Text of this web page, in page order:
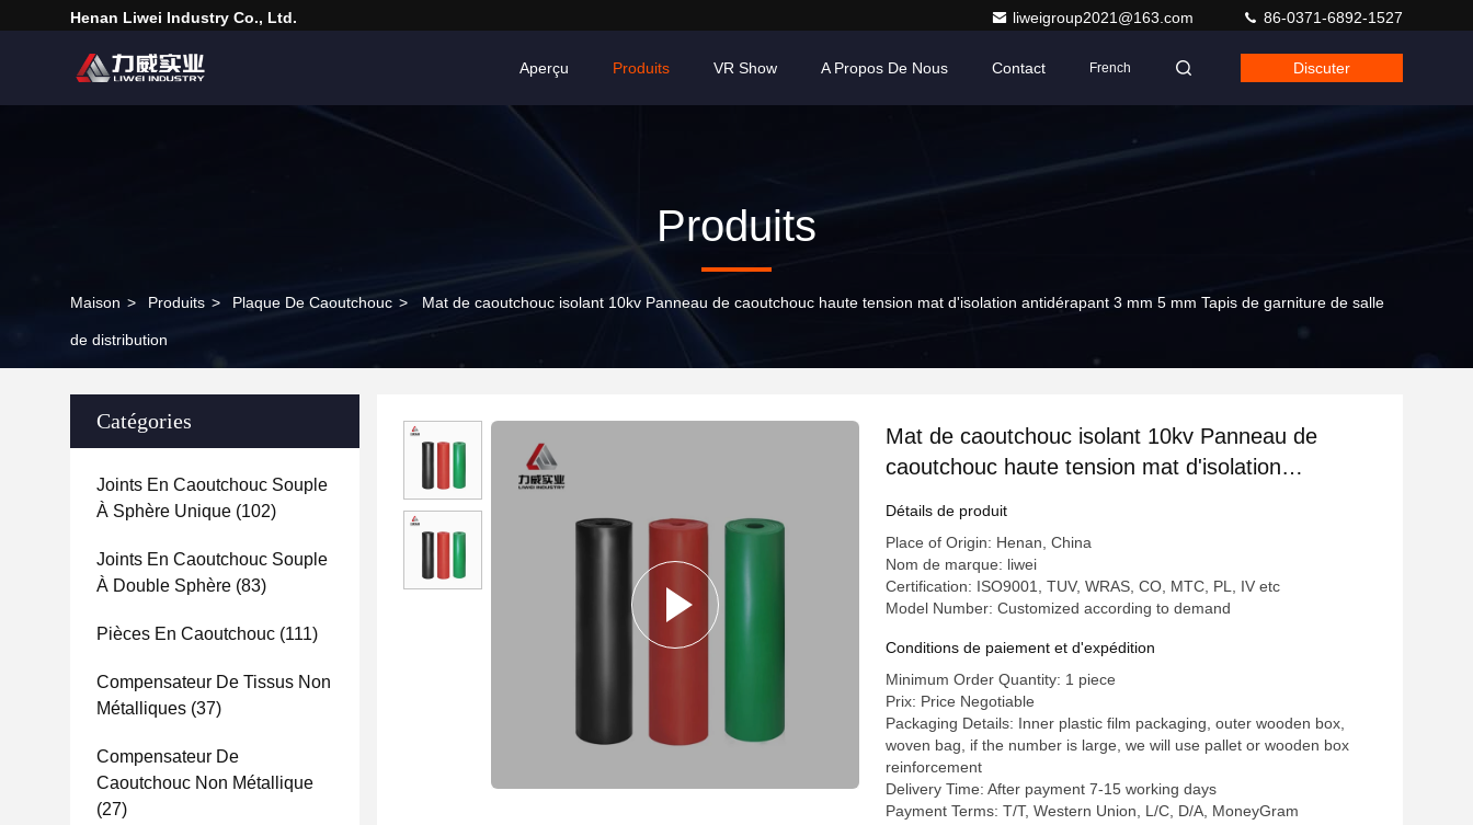
Henan Liwei Industry Co., Ltd. liweigroup2021@163.com 86-0371-6892-1527
Aperçu Produits VR Show A Propos De Nous Contact French Discuter
Produits
Maison > Produits > Plaque De Caoutchouc > Mat de caoutchouc isolant 10kv Panneau de caoutchouc haute tension mat d'isolation antidérapant 3 mm 5 mm Tapis de garniture de salle
de distribution
Catégories
Joints En Caoutchouc Souple
À Sphère Unique (102)
Joints En Caoutchouc Souple
À Double Sphère (83)
Pièces En Caoutchouc (111)
Compensateur De Tissus Non
Métalliques (37)
Compensateur De
Caoutchouc Non Métallique
(27)
Mat de caoutchouc isolant 10kv Panneau de
caoutchouc haute tension mat d'isolation
Détails de produit
Place of Origin: Henan, China
Nom de marque: liwei
Certification: ISO9001, TUV, WRAS, CO, MTC, PL, IV etc
Model Number: Customized according to demand
Conditions de paiement et d'expédition
Minimum Order Quantity: 1 piece
Prix: Price Negotiable
Packaging Details: Inner plastic film packaging, outer wooden box,
woven bag, if the number is large, we will use pallet or wooden box
reinforcement
Delivery Time: After payment 7-15 working days
Payment Terms: T/T, Western Union, L/C, D/A, MoneyGram